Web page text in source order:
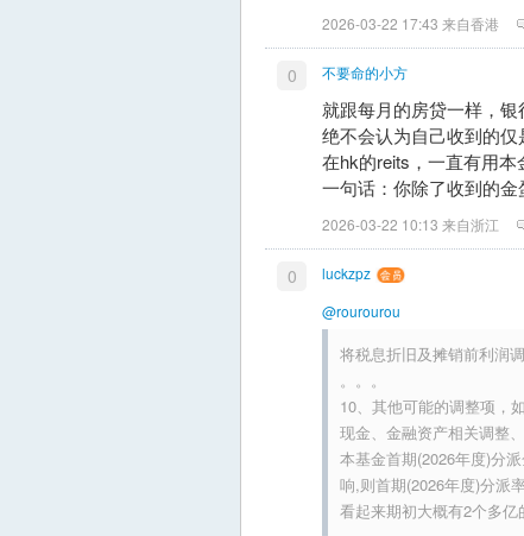
2026-03-22 17:43 来自香港
0 不要命的小方
就跟每月的房贷一样，
绝不会认为自己收到的仅
在hk的reits，一直有用本
一句话：你除了收到的金
2026-03-22 10:13 来自浙江
0
luckzpz
@rourourou
将税息折旧及摊销前利润
。。。
10、其他可能的调整项，
现金、金融资产相关调整
本基金首期(2026年度)分
响,则首期(2026年度)分派
看起来期初大概有2个多